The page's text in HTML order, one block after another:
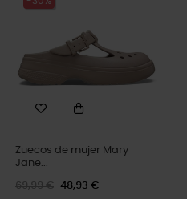
Zuecos de mujer Mary
Jane...
69,99 € 48,93 €